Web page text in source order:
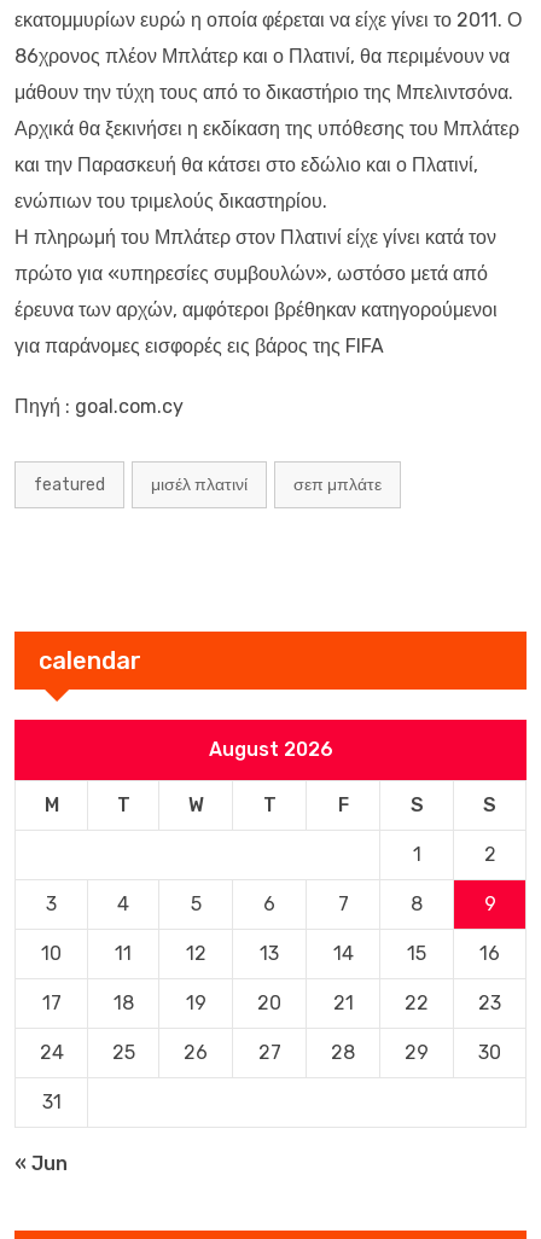
εκατομμυρίων ευρώ η οποία φέρεται να είχε γίνει το 2011. Ο
86χρονος πλέον Μπλάτερ και ο Πλατινί, θα περιμένουν να
μάθουν την τύχη τους από το δικαστήριο της Μπελιντσόνα.
Αρχικά θα ξεκινήσει η εκδίκαση της υπόθεσης του Μπλάτερ
και την Παρασκευή θα κάτσει στο εδώλιο και ο Πλατινί,
ενώπιων του τριμελούς δικαστηρίου.
Η πληρωμή του Μπλάτερ στον Πλατινί είχε γίνει κατά τον
πρώτο για «υπηρεσίες συμβουλών», ωστόσο μετά από
έρευνα των αρχών, αμφότεροι βρέθηκαν κατηγορούμενοι
για παράνομες εισφορές εις βάρος της FIFA
Πηγή : goal.com.cy
featured μισέλ πλατινί σεπ μπλάτε
calendar
August 2026
M T W T F S S
1 2
3 4 5 6 7 8 9
10 11 12 13 14 15 16
17 18 19 20 21 22 23
24 25 26 27 28 29 30
31
« Jun